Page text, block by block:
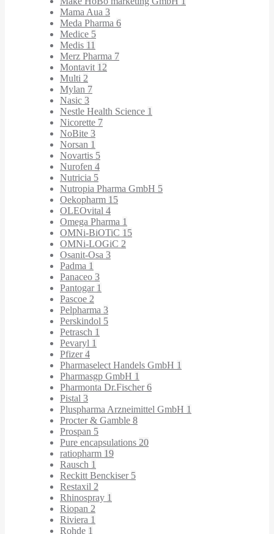
Mama Aua 3
Meda Pharma 6
Medice 5
Medis 11
Merz Pharma 7
Montavit 12
Multi 2
Mylan 7
Nasic 3
Nestle Health Science 1
Nicorette 7
NoBite 3
Norsan 1
Novartis 5
Nurofen 4
Nutricia 5
Nutropia Pharma GmbH 5
Oekopharm 15
OLEOvital 4
Omega Pharma 1
OMNi-BiOTiC 15
OMNi-LOGiC 2
Osanit-Osa 3
Padma 1
Panaceo 3
Pantogar 1
Pascoe 2
Pelpharma 3
Perskindol 5
Petrasch 1
Pevaryl 1
Pfizer4
Pharmaselect Handels GmbH 1
Pharmasgp GmbH 1
Pharmonta Dr.Fischer6
Pistal 3
Pluspharma Arzneimittel GmbH 1
Procter & Gamble 8
Prospan 5
Pure encapsulations 20
ratiopharm 19
Rausch 1
Reckitt Benckiser 5
Restaxil 2
Rhinospray 1
Riopan 2
Riviera 1
Rohde 1